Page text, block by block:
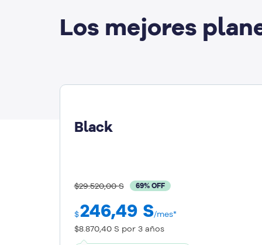
Los mejores
Black
$29.520,00 S 69% OFF
$246,49 S/mes*
$8.870,40 S por 3 años